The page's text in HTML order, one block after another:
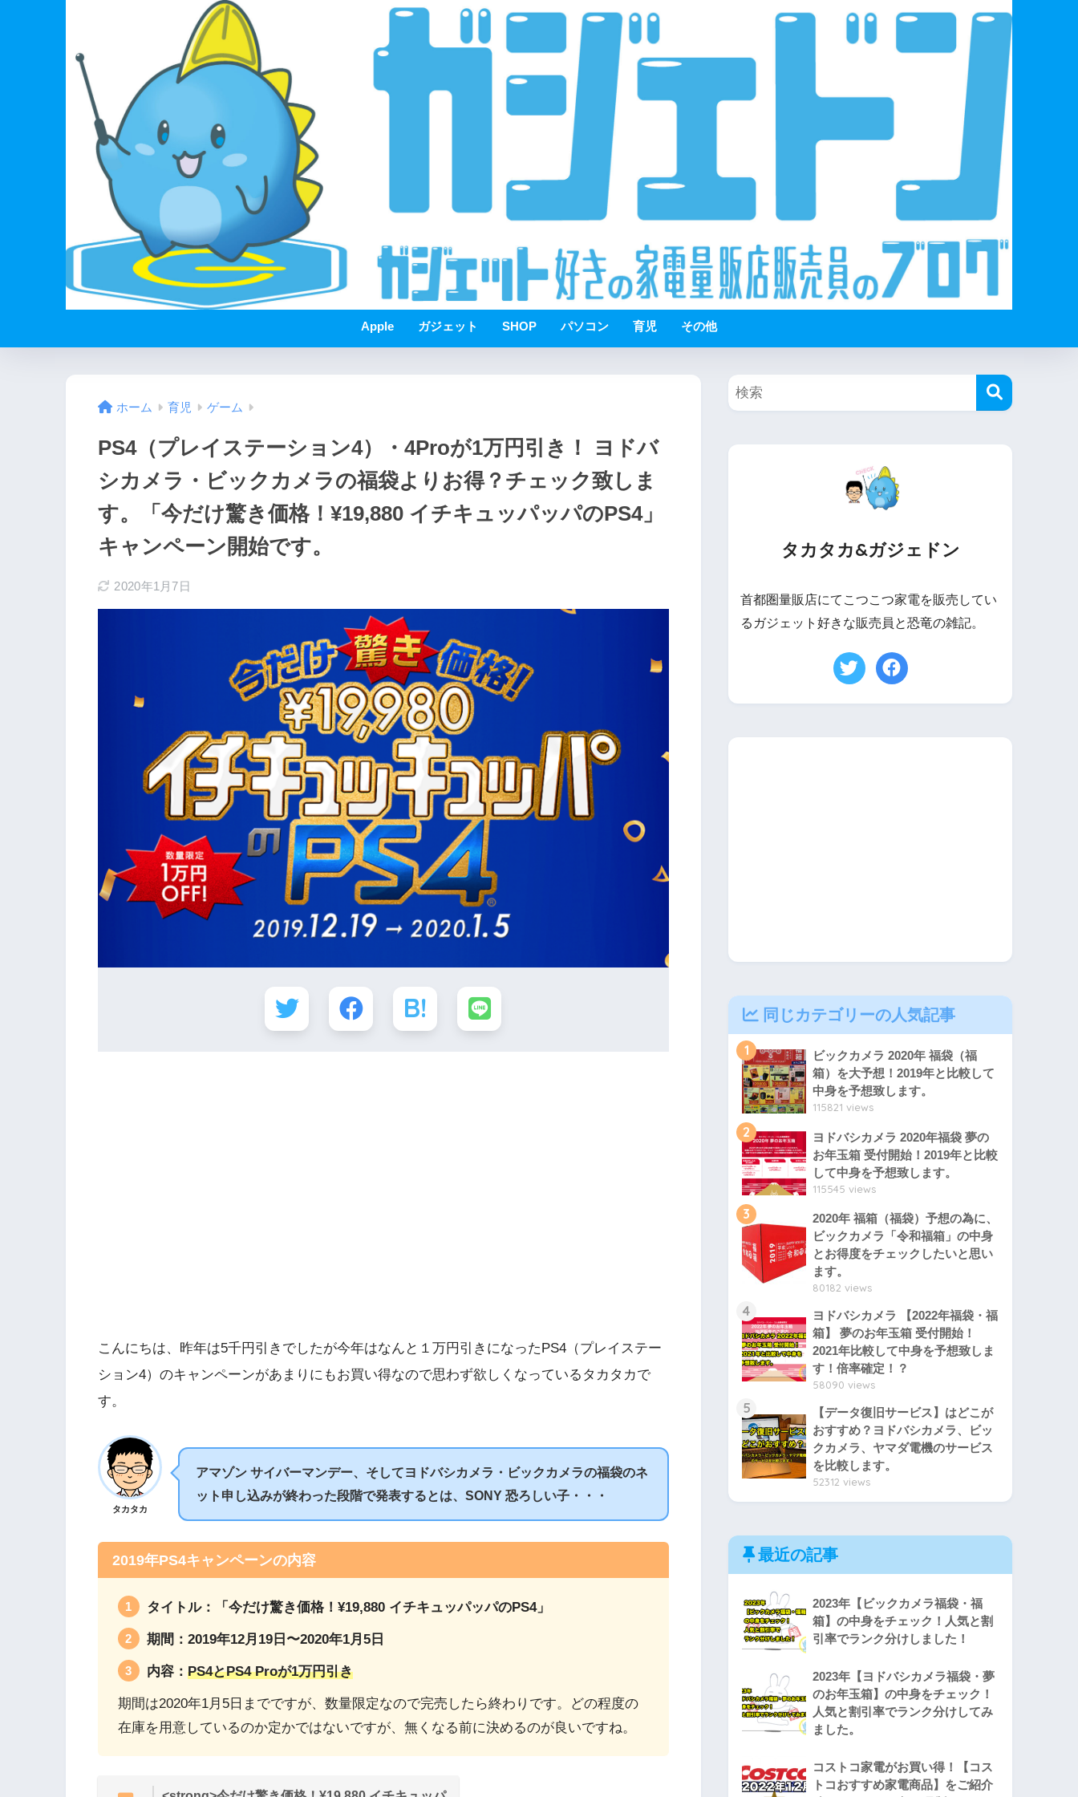
Apple ガジェット SHOP パソコン 育児 その他
ホーム 育児 ゲーム
PS4（プレイステーション4）・4Proが1万円引き！ ヨドバ
シカメラ・ビックカメラの福袋よりお得？チェック致しま
す。「今だけ驚き価格！¥19,880 イチキュッパッパのPS4」
キャンペーン開始です。
2020年1月7日
こんにちは、昨年は5千円引きでしたが今年はなんと１万円引きになったPS4（プレイステー
ション4）のキャンペーンがあまりにもお買い得なので思わず欲しくなっているタカタカで
す。
タカタカ
アマゾン サイバーマンデー、そしてヨドバシカメラ・ビックカメラの福袋のネ
ット申し込みが終わった段階で発表するとは、SONY 恐ろしい子・・・
2019年PS4キャンペーンの内容
タイトル：「今だけ驚き価格！¥19,880 イチキュッパッパのPS4」
期間：2019年12月19日〜2020年1月5日
内容： PS4とPS4 Proが1万円引き
期間は2020年1月5日までですが、数量限定なので完売したら終わりです。どの程度の
在庫を用意しているのか定かではないですが、無くなる前に決めるのが良いですね。
タカタカ&ガジェドン
首都圏量販店にてこつこつ家電を販売してい
るガジェット好きな販売員と恐竜の雑記。
同じカテゴリーの人気記事
1
ビックカメラ 2020年 福袋（福
箱）を大予想！2019年と比較して
中身を予想致します。
115821 views
2
ヨドバシカメラ 2020年福袋 夢の
お年玉箱 受付開始！2019年と比較
して中身を予想致します。
115545 views
3
2020年 福箱（福袋）予想の為に、
ビックカメラ「令和福箱」の中身
とお得度をチェックしたいと思い
ます。
80182 views
4
ヨドバシカメラ 【2022年福袋・福
箱】 夢のお年玉箱 受付開始！
2021年比較して中身を予想致しま
す！倍率確定！？
58090 views
5
【データ復旧サービス】はどこが
おすすめ？ヨドバシカメラ、ビッ
クカメラ、ヤマダ電機のサービス
を比較します。
52312 views
最近の記事
2023年【ビックカメラ福袋・福
箱】の中身をチェック！人気と割
引率でランク分けしました！
2023年【ヨドバシカメラ福袋・夢
のお年玉箱】の中身をチェック！
人気と割引率でランク分けしてみ
ました。
コストコ家電がお買い得！【コス
トコおすすめ家電商品】をご紹介